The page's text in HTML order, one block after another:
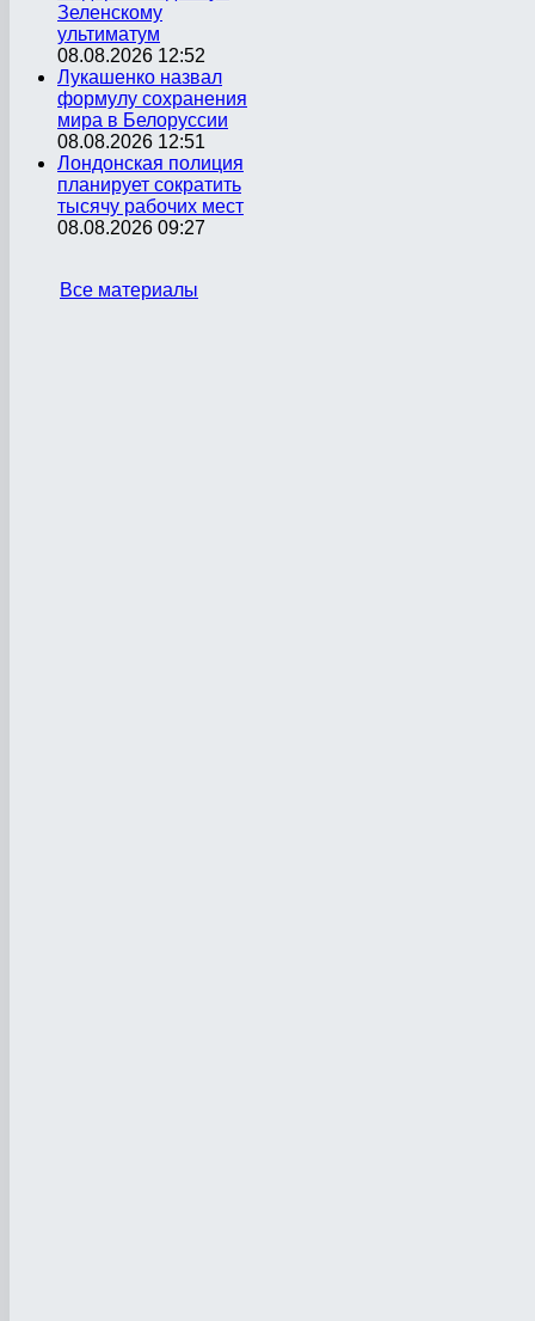
Зеленскому
ультиматум
08.08.2026 12:52
Лукашенко назвал
формулу сохранения
мира в Белоруссии
08.08.2026 12:51
Лондонская полиция
планирует сократить
тысячу рабочих мест
08.08.2026 09:27
Все материалы